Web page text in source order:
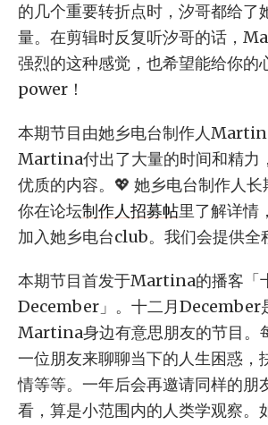
的几个重要转折点时，汐哥都给了
量。在剪辑时反复听汐哥的话，
强烈的这种感觉，也希望能给你的
power！
本期节目由她乡电台制作人
Martina付出了大量的时间和精力
优质的内容。💖 她乡电台制作人长
你在论坛制作人招募帖里了解详情
加入她乡电台club。我们会提供全
本期节目首发于Martina的播客「
December」。十二月December
Martina身边有意思朋友的节目。
一位朋友来聊聊当下的人生困惑，
情等等。一年后会再邀请同样的朋
看，算是小范围内的人类学观察。